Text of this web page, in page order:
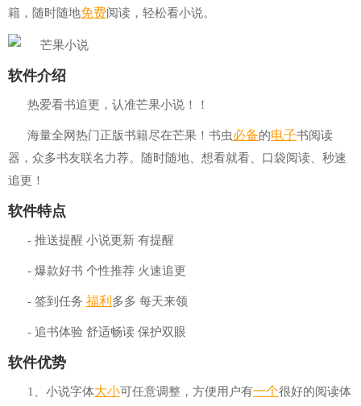
籍，随时随地免费阅读，轻松看小说。
软件介绍
热爱看书追更，认准芒果小说！！
海量全网热门正版书籍尽在芒果！书虫必备的电子书阅读
器，众多书友联名力荐。随时随地、想看就看、口袋阅读、秒速
追更！
软件特点
- 推送提醒 小说更新 有提醒
- 爆款好书 个性推荐 火速追更
- 签到任务 福利多多 每天来领
- 追书体验 舒适畅读 保护双眼
软件优势
1、小说字体大小可任意调整，方便用户有一个很好的阅读体